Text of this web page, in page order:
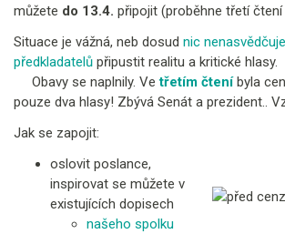
můžete do 13.4. připojit (proběhne třetí čtení
Situace je vážná, neb dosud nic
předkladatelů připustit realitu a kritické hlasy.
Obavy se naplnily. Vetřetím čteníbyla
pouze dva hlasy! Zbývá Senát a prezident..
Jak se zapojit:
oslovit poslance,
inspirovat se můžete v
existujících dopisech
našeho spolku